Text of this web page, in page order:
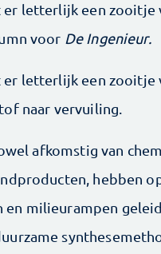
letterlijk een zooitje
voor De Ingenieur.
er letterlijk een
naar vervuiling.
afkomstig van
hebben
milieurampen